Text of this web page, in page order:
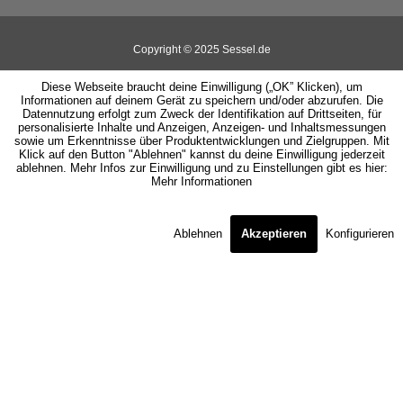
Copyright © 2025 Sessel.de
Diese Webseite braucht deine Einwilligung („OK” Klicken), um
Informationen auf deinem Gerät zu speichern und/oder abzurufen. Die
Datennutzung erfolgt zum Zweck der Identifikation auf Drittseiten, für
personalisierte Inhalte und Anzeigen, Anzeigen- und Inhaltsmessungen
sowie um Erkenntnisse über Produktentwicklungen und Zielgruppen. Mit
Klick auf den Button "Ablehnen" kannst du deine Einwilligung jederzeit
ablehnen. Mehr Infos zur Einwilligung und zu Einstellungen gibt es hier:
Mehr Informationen
Ablehnen Akzeptieren Konfigurieren